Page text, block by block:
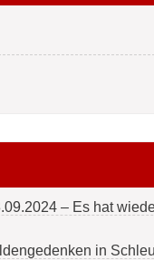
– Es hat
in